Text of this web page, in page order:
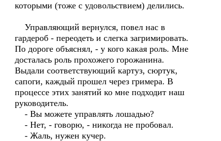
которыми (тоже с удовольствием) делились.
Управляющий вернулся, повел нас в
гардероб - переодеть и слегка загримировать.
По дороге объяснял, - у кого какая роль. Мне
досталась роль прохожего горожанина.
Выдали соответствующий картуз, сюртук,
сапоги, каждый прошел через гримера. В
процессе этих занятий ко мне подходит наш
руководитель.
- Вы можете управлять лошадью?
- Нет, - говорю, - никогда не пробовал.
- Жаль, нужен кучер.